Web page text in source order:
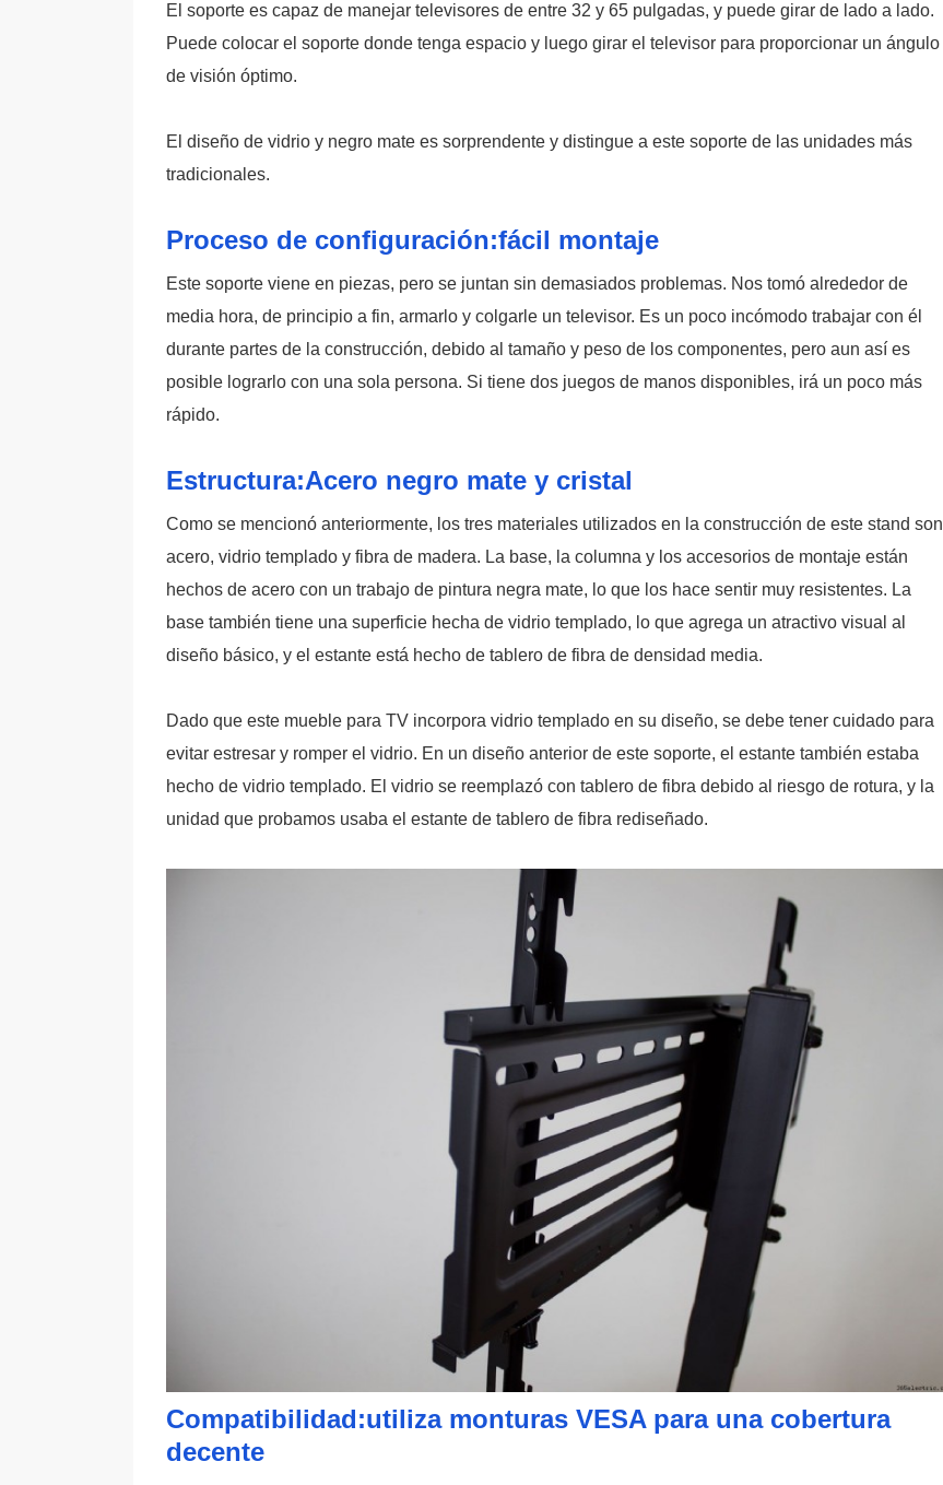
El soporte es capaz de manejar televisores de entre 32 y 65 pulgadas, y puede girar de lado a lado.
Puede colocar el soporte donde tenga espacio y luego girar el televisor para proporcionar un ángulo
de visión óptimo.
El diseño de vidrio y negro mate es sorprendente y distingue a este soporte de las unidades más
tradicionales.
Proceso de configuración:fácil montaje
Este soporte viene en piezas, pero se juntan sin demasiados problemas. Nos tomó alrededor de
media hora, de principio a fin, armarlo y colgarle un televisor. Es un poco incómodo trabajar con él
durante partes de la construcción, debido al tamaño y peso de los componentes, pero aun así es
posible lograrlo con una sola persona. Si tiene dos juegos de manos disponibles, irá un poco más
rápido.
Estructura:Acero negro mate y cristal
Como se mencionó anteriormente, los tres materiales utilizados en la construcción de este stand son
acero, vidrio templado y fibra de madera. La base, la columna y los accesorios de montaje están
hechos de acero con un trabajo de pintura negra mate, lo que los hace sentir muy resistentes. La
base también tiene una superficie hecha de vidrio templado, lo que agrega un atractivo visual al
diseño básico, y el estante está hecho de tablero de fibra de densidad media.
Dado que este mueble para TV incorpora vidrio templado en su diseño, se debe tener cuidado para
evitar estresar y romper el vidrio. En un diseño anterior de este soporte, el estante también estaba
hecho de vidrio templado. El vidrio se reemplazó con tablero de fibra debido al riesgo de rotura, y la
unidad que probamos usaba el estante de tablero de fibra rediseñado.
Compatibilidad:utiliza monturas VESA para una cobertura
decente